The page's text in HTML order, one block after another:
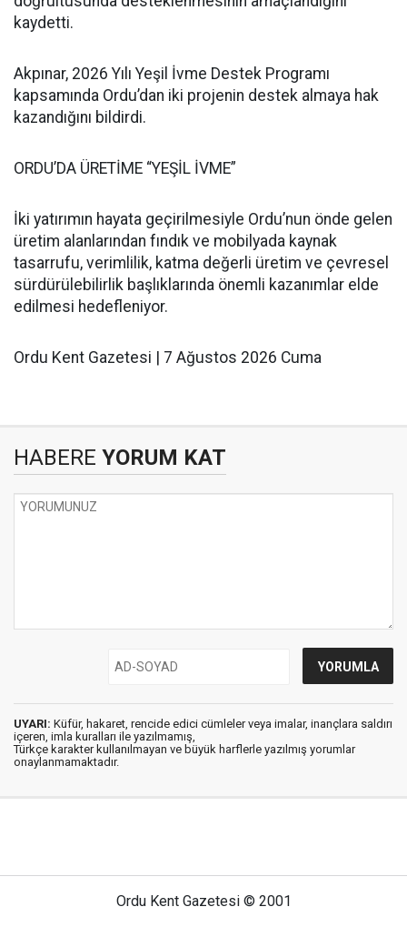
kaydetti.
Akpınar, 2026 Yılı Yeşil İvme Destek Programı
kapsamında Ordu’dan iki projenin destek almaya hak
kazandığını bildirdi.
ORDU’DA ÜRETİME “YEŞİL İVME”
İki yatırımın hayata geçirilmesiyle Ordu’nun önde gelen
üretim alanlarından fındık ve mobilyada kaynak
tasarrufu, verimlilik, katma değerli üretim ve çevresel
sürdürülebilirlik başlıklarında önemli kazanımlar elde
edilmesi hedefleniyor.
Ordu Kent Gazetesi | 7 Ağustos 2026 Cuma
HABERE YORUM KAT
UYARI: Küfür, hakaret, rencide edici cümleler veya imalar, inançlara saldırı
içeren, imla kuralları ile yazılmamış,
Türkçe karakter kullanılmayan ve büyük harflerle yazılmış yorumlar
onaylanmamaktadır.
Ordu Kent Gazetesi © 2001